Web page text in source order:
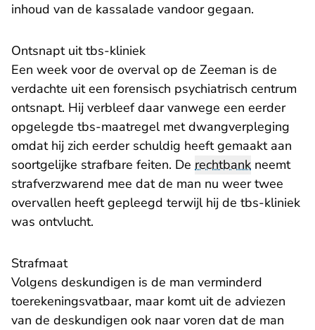
inhoud van de kassalade vandoor gegaan.
Ontsnapt uit tbs-kliniek
Een week voor de overval op de Zeeman is de
verdachte uit een forensisch psychiatrisch centrum
ontsnapt. Hij verbleef daar vanwege een eerder
opgelegde tbs-maatregel met dwangverpleging
omdat hij zich eerder schuldig heeft gemaakt aan
soortgelijke strafbare feiten. De rechtbank neemt
strafverzwarend mee dat de man nu weer twee
overvallen heeft gepleegd terwijl hij de tbs-kliniek
was ontvlucht.
Strafmaat
Volgens deskundigen is de man verminderd
toerekeningsvatbaar, maar komt uit de adviezen
van de deskundigen ook naar voren dat de man